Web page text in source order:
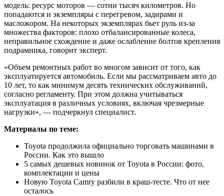
модель: ресурс моторов — сотни тысяч километров. Но
попадаются и экземпляры с перегревом, задирами и
масложором. На некоторых экземплярах бьет руль из-за
множества факторов: плохо отбалансированные колеса,
неправильное схождение и даже ослабление болтов крепления
подрамника, говорит эксперт.
«Объем ремонтных работ во многом зависит от того, как
эксплуатируется автомобиль. Если мы рассматриваем авто до
10 лет, то как минимум десять технических обслуживаний,
согласно регламенту. При этом должна учитываться
эксплуатация в различных условиях, включая чрезмерные
нагрузки», — подчеркнул специалист.
Материалы по теме:
Toyota продолжила официально торговать машинами в
России. Как это вышло
5 самых дешевых новинок от Toyota в России: фото,
комплектации и цены
Новую Toyota Camry разбили в краш-тесте. Что от нее
осталось